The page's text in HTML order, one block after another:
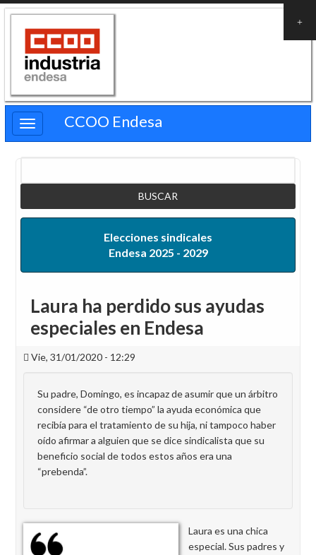
Pasar
contenido
principal
CCOO Endesa
Elecciones sindicales
Endesa 2025 - 2029
Laura ha perdido sus ayudas
especiales en Endesa
Vie, 31/01/2020 - 12:29
Su padre, Domingo, es incapaz de asumir que un árbitro
considere “de otro tiempo” la ayuda económica que
recibía para el tratamiento de su hija, ni tampoco haber
oído afirmar a alguien que se dice sindicalista que su
beneficio social de todos estos años era una
“prebenda”.
Laura es una chica
especial. Sus padres y